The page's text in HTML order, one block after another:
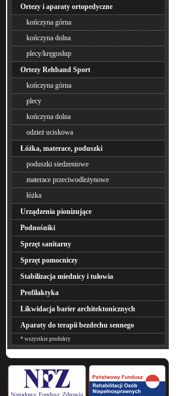
Ortezy i aparaty ortopedyczne
kończyna górna
kończyna dolna
plecy/kręgosłup
Ortezy Rehband Sport
kończyna górna
plecy
kończyna dolna
odzież uciskowa
Łóżka, materace, poduszki
poduszki siedzeniowe
materace przeciwodleżynowe
łóżka
Urządzenia pionizujące
Podnośniki
Sprzęt sanitarny
Sprzęt pomocniczy
Stabilizacja miednicy i tułowia
Profilaktyka
Likwidacja barier architektonicznych
Aparaty do terapii bezdechu sennego
* wszystkie produkty